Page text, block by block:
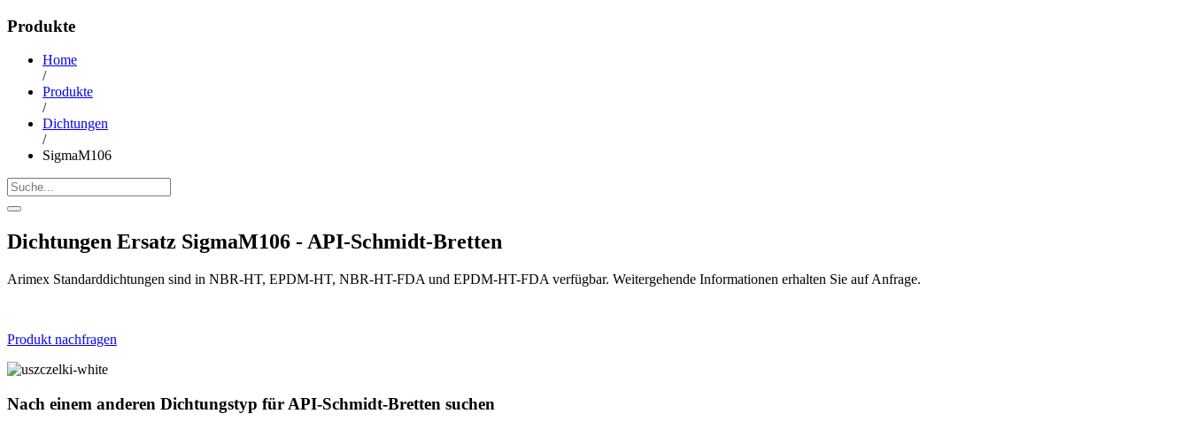
Produkte
Home
/
Produkte
/
Dichtungen
/
SigmaM106
Dichtungen Ersatz SigmaM106 - API-Schmidt-Bretten
Arimex Standarddichtungen sind in NBR-HT, EPDM-HT, NBR-HT-FDA und EPDM-HT-FDA verfügbar. Weitergehende Informationen erhalten Sie auf Anfrage.
Produkt nachfragen
Nach einem anderen Dichtungstyp für API-Schmidt-Bretten suchen